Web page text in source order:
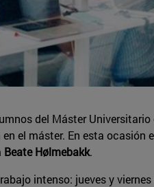
del Máster
el máster. En esta ocasión
Beate Hølmebakk.
intenso: jueves y